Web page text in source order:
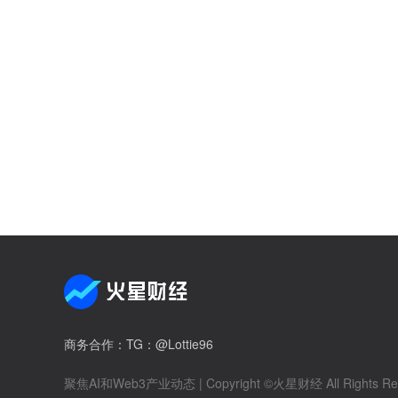
商务合作 ：TG：@Lottie96
聚焦AI和Web3产业动态 | Copyright ©火星财经 All Rights